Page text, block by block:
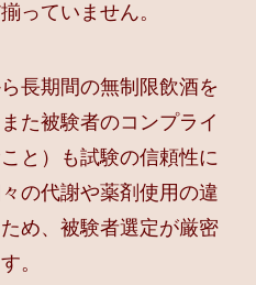
っていません。
長期間の無制限飲酒を
た被験者のコンプライ
と）も試験の信頼性に
の代謝や薬剤使用の違
め、被験者選定が厳密
。